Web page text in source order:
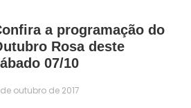
a programação do
Rosa deste
07/10
outubro de 2017